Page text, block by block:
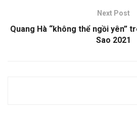
Next Post
Quang Hà “không thể ngồi yên”
Sao 2021